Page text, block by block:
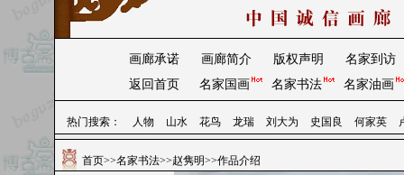
画廊承诺 画廊简介 版权声明
名家到访
返回首页
名家国画 名家书法 名家油画
热门搜索： 人物 山水 花鸟 龙瑞 刘大为 史国良 何家英
首页>>名家书法>>赵隽明>>作品介绍